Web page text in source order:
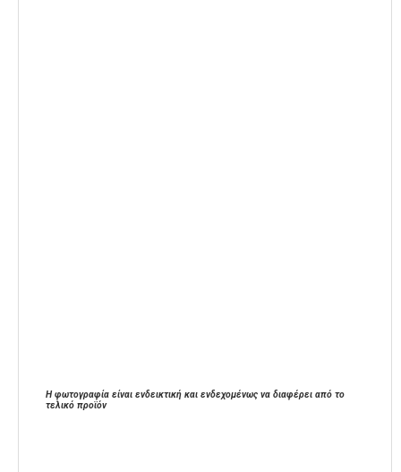
Η φωτογραφία είναι ενδεικτική και ενδεχομένως να διαφέρει από το
τελικό προϊόν